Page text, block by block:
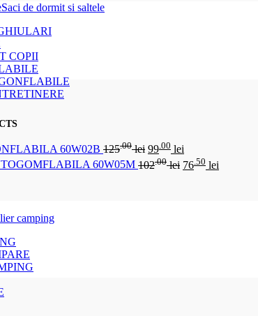
Saci de dormit si saltele
COPII
60W02B 125.00 lei 99.00 lei
60W05M 102.00 lei 76 .50 lei
camping